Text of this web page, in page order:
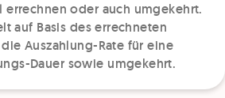
errechnen oder auch umgekehrt.
auf Basis des errechneten
Auszahlung-Rate für eine
Dauer sowie umgekehrt.